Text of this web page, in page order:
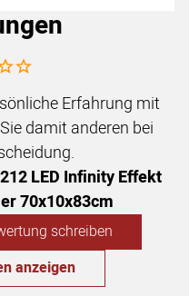
Bewertungen abgegeben
Erfahrung mit
damit anderen bei
LED Infinity Effekt
70x10x83cm
schreiben
anzeigen